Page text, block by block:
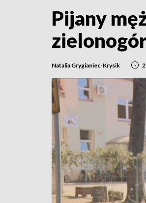
Pijany
Natalia Grygianiec-Krysik